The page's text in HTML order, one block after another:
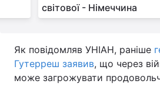
світової - Німеччина
Як повідомляв УНІАН, раніше
Гутерреш заявив, що через
може загрожувати